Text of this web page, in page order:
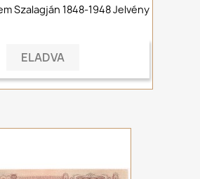
Szalagján 1848-1948 Jelvény
ELADVA